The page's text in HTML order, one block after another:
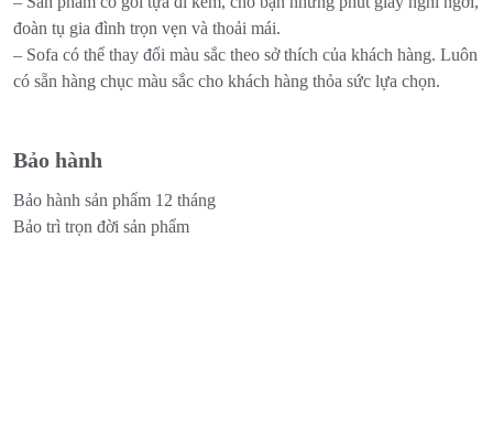
đoàn tụ gia đình trọn vẹn và thoải mái.
– Sofa có thể thay đổi màu sắc theo sở thích của khách hàng. Luôn
có sẵn hàng chục màu sắc cho khách hàng thỏa sức lựa chọn.
Bảo hành
Bảo hành sản phẩm 12 tháng
Bảo trì trọn đời sản phẩm